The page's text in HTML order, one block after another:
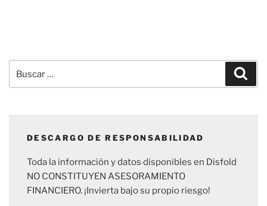
por:
DESCARGO DE RESPONSABILIDAD
Toda la información y datos disponibles en Disfold
NO CONSTITUYEN ASESORAMIENTO
FINANCIERO. ¡Invierta bajo su propio riesgo!